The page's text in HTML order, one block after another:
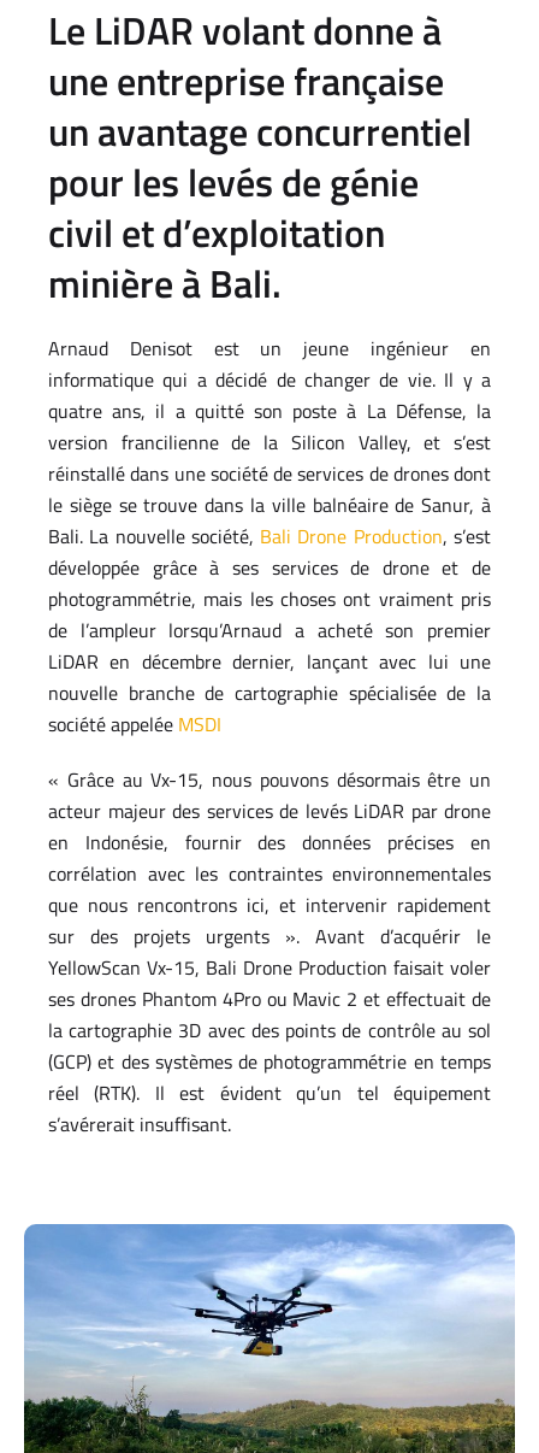
Le LiDAR volant donne à
une entreprise française
un avantage concurrentiel
pour les levés de génie
civil et d’exploitation
minière à Bali.
Arnaud Denisot est un jeune ingénieur en
informatique qui a décidé de changer de vie. Il y a
quatre ans, il a quitté son poste à La Défense, la
version francilienne de la Silicon Valley, et s’est
réinstallé dans une société de services de drones dont
le siège se trouve dans la ville balnéaire de Sanur, à
Bali. La nouvelle société, Bali Drone Production, s’est
développée grâce à ses services de drone et de
photogrammétrie, mais les choses ont vraiment pris
de l’ampleur lorsqu’Arnaud a acheté son premier
LiDAR en décembre dernier, lançant avec lui une
nouvelle branche de cartographie spécialisée de la
société appelée MSDI
« Grâce au Vx-15, nous pouvons désormais être un
acteur majeur des services de levés LiDAR par drone
en Indonésie, fournir des données précises en
corrélation avec les contraintes environnementales
que nous rencontrons ici, et intervenir rapidement
sur des projets urgents ». Avant d’acquérir le
YellowScan Vx-15, Bali Drone Production faisait voler
ses drones Phantom 4Pro ou Mavic 2 et effectuait de
la cartographie 3D avec des points de contrôle au sol
(GCP) et des systèmes de photogrammétrie en temps
réel (RTK). Il est évident qu’un tel équipement
s’avérerait insuffisant.
For more
information,
see our